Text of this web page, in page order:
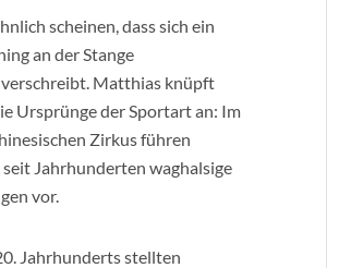
scheinen, dass sich ein
an der Stange
verschreibt. Matthias knüpft
Ursprünge der Sportart an: Im
Zirkus führen
Jahrhunderten waghalsige
vor.
Jahrhunderts stellten